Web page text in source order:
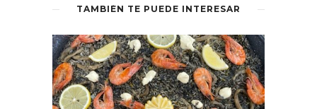
TAMBIÉN TE PUEDE INTERESAR